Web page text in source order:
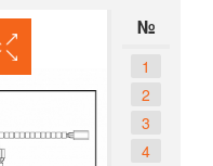
№
1
2
3
4